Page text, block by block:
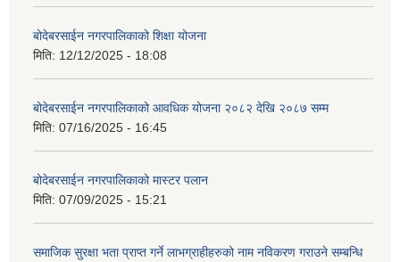
बोदेबरसाईन नगरपालिकाको शिक्षा योजना
मिति: 12/12/2025 - 18:08
बोदेबरसाईन नगरपालिकाको आवधिक योजना २०८२ देखि २०८७ सम्म
मिति: 07/16/2025 - 16:45
बोदेबरसाईन नगरपालिकाको मास्टर पलान
मिति: 07/09/2025 - 15:21
समाजिक सुरक्षा भता प्राप्त गर्ने लाभग्राहीहरुको नाम नविकरण गराउने सम्बन्धि